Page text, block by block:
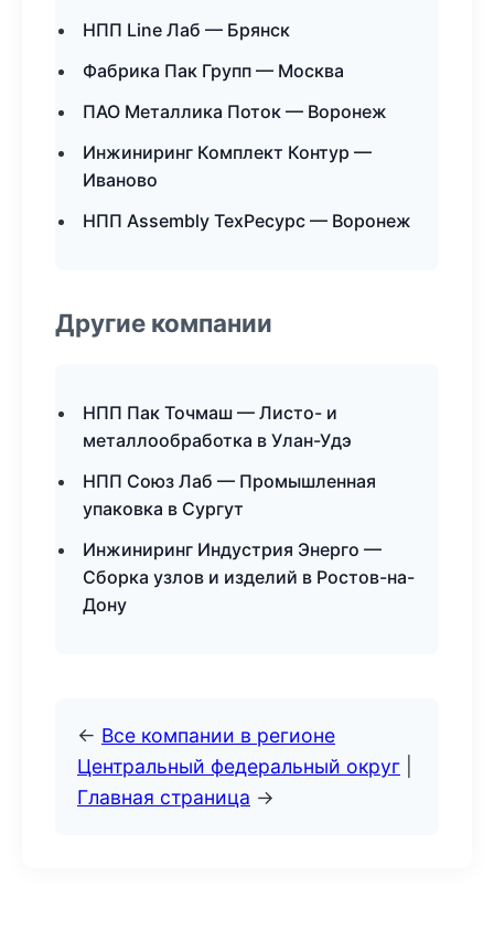
НПП Line Лаб — Брянск
Фабрика Пак Групп — Москва
ПАО Металлика Поток — Воронеж
Инжиниринг Комплект Контур —
Иваново
НПП Assembly ТехРесурс — Воронеж
Другие компании
НПП Пак Точмаш — Листо- и
металлообработка в Улан-Удэ
НПП Союз Лаб — Промышленная
упаковка в Сургут
Инжиниринг Индустрия Энерго —
Сборка узлов и изделий в Ростов-на-
Дону
← Все компании в регионе
Центральный федеральный округ
Главная страница →